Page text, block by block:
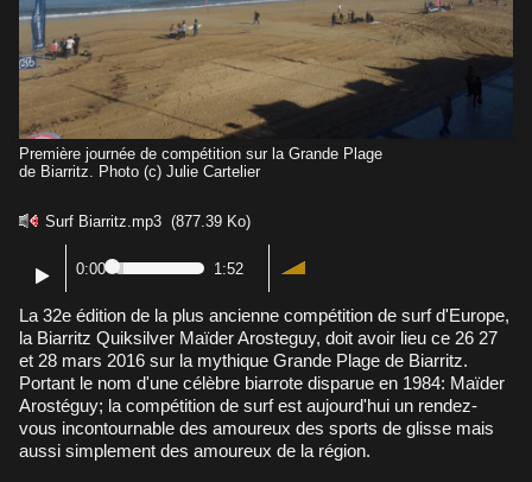
Première journée de compétition sur la Grande Plage
de Biarritz. Photo (c) Julie Cartelier
Surf Biarritz.mp3 (877.39 Ko)
0:00 1:52
La 32e édition de la plus ancienne compétition de surf d'Europe,
la Biarritz Quiksilver Maïder Arosteguy, doit avoir lieu ce 26 27
et 28 mars 2016 sur la mythique Grande Plage de Biarritz.
Portant le nom d'une célèbre biarrote disparue en 1984: Maïder
Arostéguy; la compétition de surf est aujourd'hui un rendez-
vous incontournable des amoureux des sports de glisse mais
aussi simplement des amoureux de la région.